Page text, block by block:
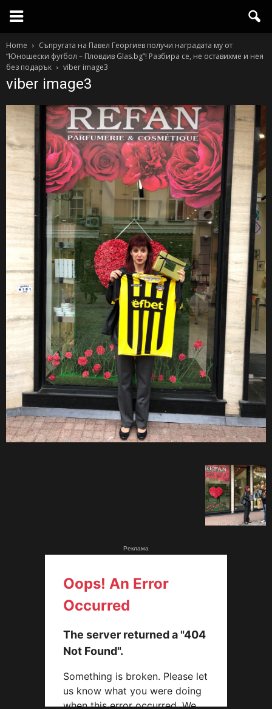
Home
Съпругата на Павел Георгиев получи наградата му от
“Юношески футбол – Пловдив Glas.bg”! Разбира се, не оставихме и нея
без подарък
viber image3
viber image3
Реклама